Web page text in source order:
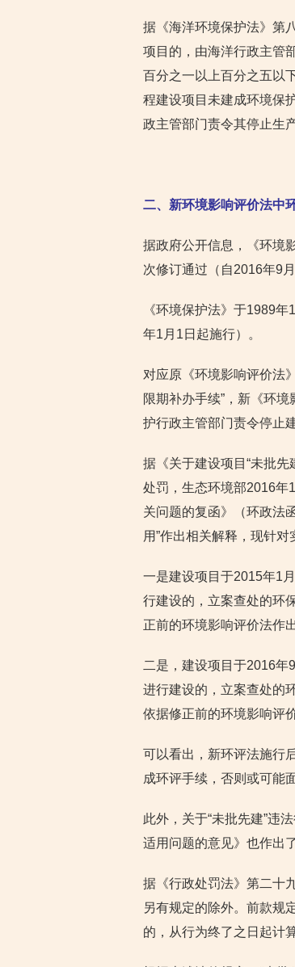
据《海洋环境保护法》第
项目的，由海洋行政主管
百分之一以上百分之五以
程建设项目未建成环境保
政主管部门责令其停止生
二、新环境影响评价法中
据政府公开信息，《环境
次修订通过（自2016年9
《环境保护法》于1989
年1月1日起施行）。
对应原《环境影响评价法
限期补办手续”，新《环
护行政主管部门责令停止
据《关于建设项目“未批先
处罚，生态环境部2016年
关问题的复函》（环政法
用”作出相关解释，现针
一是建设项目于2015年1
行建设的，立案查处的环
正前的环境影响评价法作
二是，建设项目于2016年
进行建设的，立案查处的
依据修正前的环境影响评
可以看出，新环评法施行
成环评手续，否则或可能
此外，关于“未批先建”违
适用问题的意见》也作出
据《行政处罚法》第二十
另有规定的除外。前款规
的，从行为终了之日起计